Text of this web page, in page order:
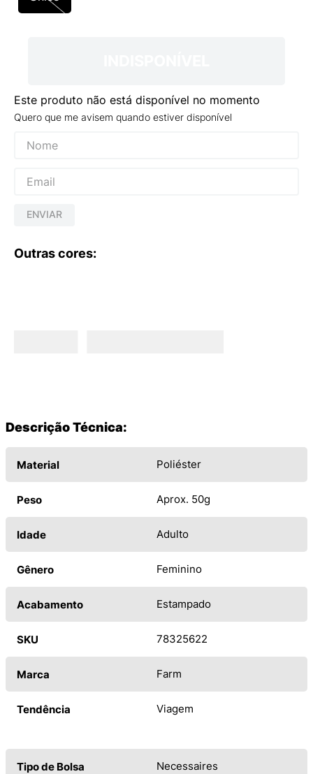
Este produto não está disponível no momento
Quero que me avisem quando estiver disponível
ENVIAR
Outras cores:
Descrição Técnica:
Material Poliéster
Peso Aprox. 50g
Idade Adulto
Gênero Feminino
Acabamento Estampado
SKU 78325622
Marca Farm
Tendência Viagem
Tipo de Bolsa Necessaires
VEJA COUNTRY